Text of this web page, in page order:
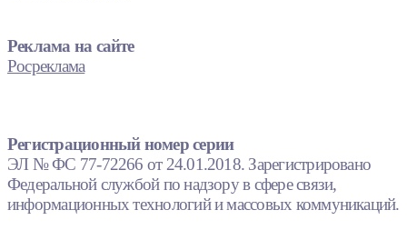
Реклама на сайте
Росреклама
Регистрационный номер серии
ЭЛ № ФС 77-72266 от 24.01.2018. Зарегистрировано
Федеральной службой по надзору в сфере связи,
информационных технологий и массовых коммуникаций.